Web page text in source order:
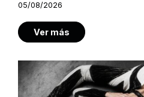
05/08/2026
Ver más